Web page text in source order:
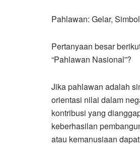
Pahlawan: Gelar,
Pertanyaan besar
“Pahlawan Nasional”?
Jika pahlawan adalah
orientasi nilai dalam
kontribusi yang
keberhasilan
atau kemanusiaan